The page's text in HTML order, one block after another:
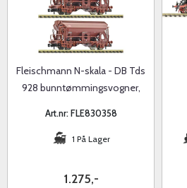
Fleischmann N-skala - DB Tds
928 bunntømmingsvogner,
Art.nr: FLE830358
1 På Lager
1.275,-